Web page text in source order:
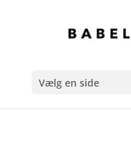
Vælg en side